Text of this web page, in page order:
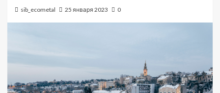
sib_ecometal 25 января 2023 0